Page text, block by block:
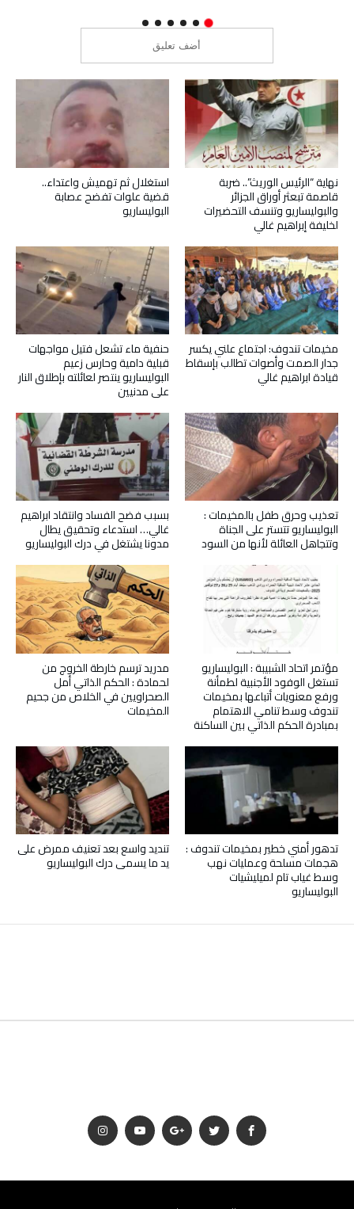
استغلال ثم تهميش واعتداء..
قضية علوات تفضح عصابة
البوليساريو
نهاية “الرئيس الوريث”.. ضربة
قاصمة تبعثر أوراق الجزائر
والبوليساريو وتنسف التحضيرات
لخليفة إبراهيم غالي
حنفية ماء تشعل فتيل مواجهات
قبلية دامية وحارس زعيم
البوليساريو ينتصر لعائلته بإطلاق النار
على مدنيين
مخيمات تندوف: اجتماع علني يكسر
جدار الصمت وأصوات تطالب بإسقاط
قيادة ابراهيم غالي
بسبب فضح الفساد وانتقاد ابراهيم
غالي… استدعاء وتحقيق يطال
مدونا يشتغل في درك البوليساريو
تعذيب وحرق طفل بالمخيمات :
البوليساريو تتستر على الجناة
وتتجاهل العائلة لأنها من السود
مدريد ترسم خارطة الخروج من
لحمادة : الحكم الذاتي أمل
الصحراويين في الخلاص من جحيم
المخيمات
مؤتمر اتحاد الشبيبة : البوليساريو
تستغل الوفود الأجنبية لطمأنة
ورفع معنويات أتباعها بمخيمات
تندوف وسط تنامي الاهتمام
بمبادرة الحكم الذاتي بين الساكنة
تنديد واسع بعد تعنيف ممرض على
يد ما يسمى درك البوليساريو
تدهور أمني خطير بمخيمات تندوف :
هجمات مسلحة وعمليات نهب
وسط غياب تام لميليشيات
البوليساريو